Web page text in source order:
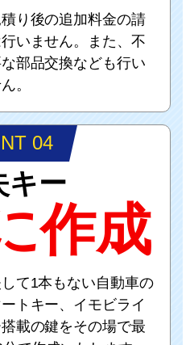
り後の追加料金の請
いません。また、不
部品交換なども行い
。
04
キー
作成
て1本もない自動車の
トキー、イモビライ
載の鍵をその場で最